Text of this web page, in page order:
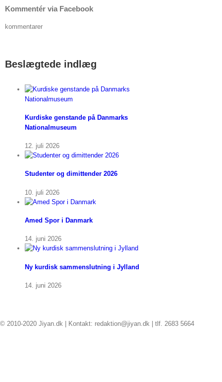
Kommentér via Facebook
kommentarer
Beslægtede indlæg
Kurdiske genstande på Danmarks
Nationalmuseum
12. juli 2026
Studenter og dimittender 2026
10. juli 2026
Amed Spor i Danmark
14. juni 2026
Ny kurdisk sammenslutning i Jylland
14. juni 2026
© 2010-2020 Jiyan.dk | Kontakt: redaktion@jiyan.dk | tlf. 2683 5664